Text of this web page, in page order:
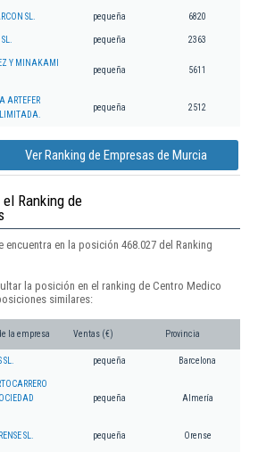
SL. pequeña 6820
pequeña 2363
Y MINAKAMI
pequeña 5611
ARTEFER
pequeña 2512
Ver Ranking de Empresas de Murcia
el Ranking de
en la posición 468.027 del Ranking
la posición en el ranking de Centro Medico
similares:
la empresa Ventas (€) Provincia
pequeña Barcelona
pequeña Almería
SL. pequeña Orense